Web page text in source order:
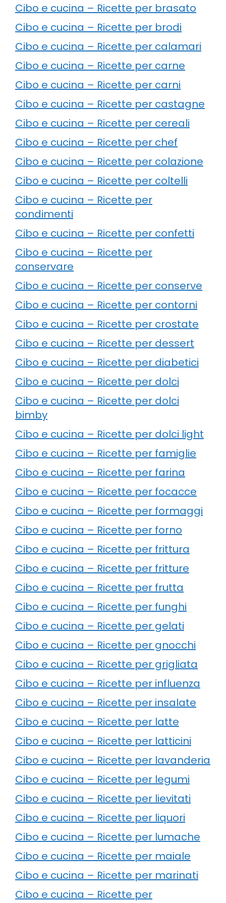
Cibo e cucina – Ricette per brasato
Cibo e cucina – Ricette per brodi
Cibo e cucina – Ricette per calamari
Cibo e cucina – Ricette per carne
Cibo e cucina – Ricette per carni
Cibo e cucina – Ricette per castagne
Cibo e cucina – Ricette per cereali
Cibo e cucina – Ricette per chef
Cibo e cucina – Ricette per colazione
Cibo e cucina – Ricette per coltelli
Cibo e cucina – Ricette per
condimenti
Cibo e cucina – Ricette per confetti
Cibo e cucina – Ricette per
conservare
Cibo e cucina – Ricette per conserve
Cibo e cucina – Ricette per contorni
Cibo e cucina – Ricette per crostate
Cibo e cucina – Ricette per dessert
Cibo e cucina – Ricette per diabetici
Cibo e cucina – Ricette per dolci
Cibo e cucina – Ricette per dolci
bimby
Cibo e cucina – Ricette per dolci light
Cibo e cucina – Ricette per famiglie
Cibo e cucina – Ricette per farina
Cibo e cucina – Ricette per focacce
Cibo e cucina – Ricette per formaggi
Cibo e cucina – Ricette per forno
Cibo e cucina – Ricette per frittura
Cibo e cucina – Ricette per fritture
Cibo e cucina – Ricette per frutta
Cibo e cucina – Ricette per funghi
Cibo e cucina – Ricette per gelati
Cibo e cucina – Ricette per gnocchi
Cibo e cucina – Ricette per grigliata
Cibo e cucina – Ricette per influenza
Cibo e cucina – Ricette per insalate
Cibo e cucina – Ricette per latte
Cibo e cucina – Ricette per latticini
Cibo e cucina – Ricette per lavanderia
Cibo e cucina – Ricette per legumi
Cibo e cucina – Ricette per lievitati
Cibo e cucina – Ricette per liquori
Cibo e cucina – Ricette per lumache
Cibo e cucina – Ricette per maiale
Cibo e cucina – Ricette per marinati
Cibo e cucina – Ricette per